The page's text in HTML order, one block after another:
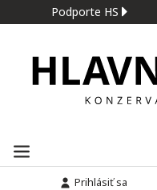
Podporte HS
Prihlásiť sa